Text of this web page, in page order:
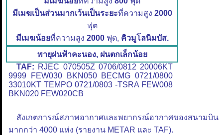
มีเมฆเป็นส่วนมากเว้นเป็นระยะที่ความสูง 2000
ฟุต
มีเมฆน้อยที่ความสูง 2000ฟุต, คิวมูโลนิมบัส.
พายุฝนฟ้าคะนอง, ฝนตกเล็กน้อย
TAF: RJEC 070505Z 0706/0812 20006KT
9999 FEW030 BKN050 BECMG 0721/0800
33010KT TEMPO 0721/0803 -TSRA FEW008
BKN020 FEW020CB
สังเกตการณ์สภาพอากาศและพยากรณ์อากาศของสนามบิน
มากกว่า 4000 แห่ง (รายงาน METAR และ TAF).